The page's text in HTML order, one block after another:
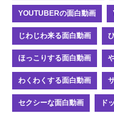
YOUTUBERの面白動画
じわじわ来る面白動画
ほっこりする面白動画
わくわくする面白動画
セクシーな面白動画 ド